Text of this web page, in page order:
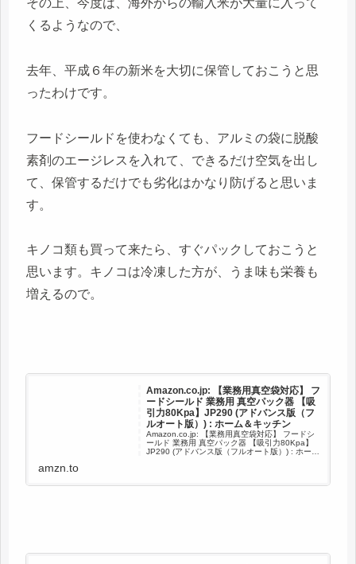
その上、今度は、海外からの輸入米が大量に入って
くるようなので、
去年、平成６年の新米を大切に保管しておこうと思
ったわけです。
フードシールドを使わなくても、アルミの袋に脱酸
素剤のエージレスを入れて、できるだけ空気を出し
て、保管するだけでも劣化はかなり防げると思いま
す。
キノコ類も買って来たら、すぐパックしておこうと
思います。キノコは冷凍した方が、うま味も栄養も
増えるので。
Amazon.co.jp: 【業務用真空袋対応】 フ
ードシールド 業務用 真空パック器 【吸
引力80Kpa】JP290 (アドバンス版（フ
ルオート版）) : ホーム＆キッチン
Amazon.co.jp: 【業務用真空袋対応】 フードシ
ールド 業務用 真空パック器 【吸引力80Kpa】
JP290 (アドバンス版（フルオート版）) : ホーム
amzn.to